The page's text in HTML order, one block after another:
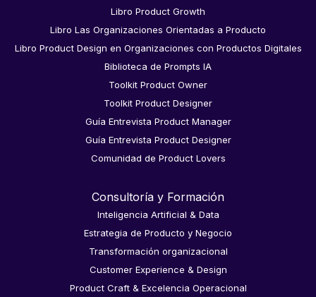
Libro Product Growth
Libro Las Organizaciones Orientadas a Producto
Libro Product Design en Organizaciones con Productos Digitales
Biblioteca de Prompts IA
Toolkit Product Owner
Toolkit Product Designer
Guía Entrevista Product Manager
Guía Entrevista Product Designer
Comunidad de Product Lovers
Consultoría y Formación
Inteligencia Artificial & Data
Estrategia de Producto y Negocio
Transformación organizacional
Customer Experience & Design
Product Craft & Excelencia Operacional